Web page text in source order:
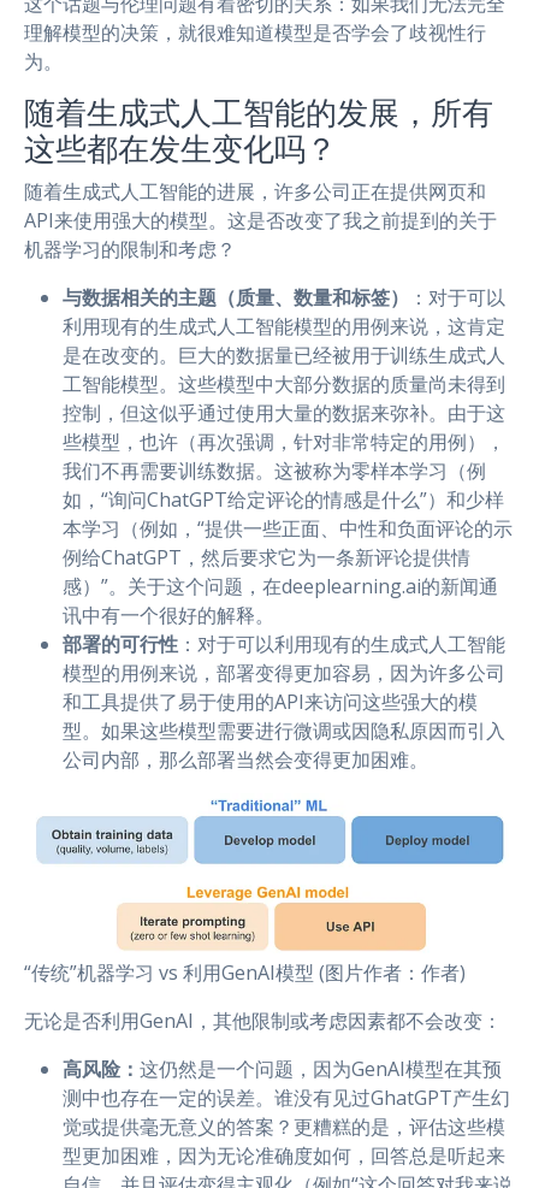
理解模型的决策，就很难知道模型是否学会了歧视性行
为。
随着生成式人工智能的发展，所有
这些都在发生变化吗？
随着生成式人工智能的进展，许多公司正在提供网页和
API来使用强大的模型。这是否改变了我之前提到的关于
机器学习的限制和考虑？
与数据相关的主题（质量、数量和标签）
：对于可以
利用现有的生成式人工智能模型的用例来说，这肯定
是在改变的。巨大的数据量已经被用于训练生成式人
工智能模型。这些模型中大部分数据的质量尚未得到
控制，但这似乎通过使用大量的数据来弥补。由于这
些模型，也许（再次强调，针对非常特定的用例），
我们不再需要训练数据。这被称为零样本学习（例
如，“询问ChatGPT给定评论的情感是什么”）和少样
本学习（例如，“提供一些正面、中性和负面评论的示
例给ChatGPT，然后要求它为一条新评论提供情
感）”。关于这个问题，在deeplearning.ai的新闻通
讯中有一个很好的解释。
部署的可行性 ：对于可以利用现有的生成式人工智能
模型的用例来说，部署变得更加容易，因为许多公司
和工具提供了易于使用的API来访问这些强大的模
型。如果这些模型需要进行微调或因隐私原因而引入
公司内部，那么部署当然会变得更加困难。
“传统”机器学习 vs 利用GenAI模型 (图片作者：作者)
无论是否利用GenAI，其他限制或考虑因素都不会改变：
高风险： 这仍然是一个问题，因为GenAI模型在其预
测中也存在一定的误差。谁没有见过GhatGPT产生幻
觉或提供毫无意义的答案？更糟糕的是，评估这些模
型更加困难，因为无论准确度如何，回答总是听起来